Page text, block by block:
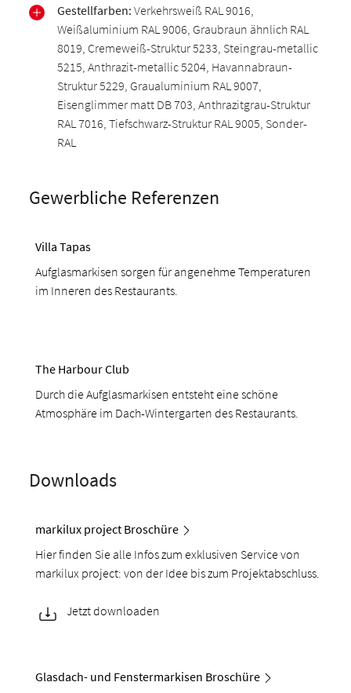
Gestellfarben: Verkehrsweiß RAL 9016,
Weißaluminium RAL 9006, Graubraun ähnlich RAL
8019, Cremeweiß-Struktur 5233, Steingrau-metallic
5215, Anthrazit-metallic 5204, Havannabraun-
Struktur 5229, Graualuminium RAL 9007,
Eisenglimmer matt DB 703, Anthrazitgrau-Struktur
RAL 7016, Tiefschwarz-Struktur RAL 9005, Sonder-
RAL
Gewerbliche Referenzen
Villa Tapas
Aufglasmarkisen sorgen für angenehme Temperaturen
im Inneren des Restaurants.
The Harbour Club
Durch die Aufglasmarkisen entsteht eine schöne
Atmosphäre im Dach-Wintergarten des Restaurants.
Downloads
markilux project Broschüre
Hier finden Sie alle Infos zum exklusiven Service von
markilux project: von der Idee bis zum Projektabschluss.
Jetzt downloaden
Glasdach- und Fenstermarkisen Broschüre